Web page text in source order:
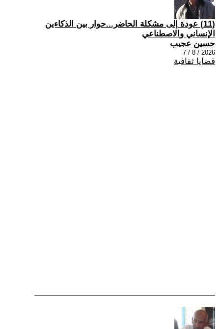
(11) عودة إلى مشكلة الحاضر...حوار بين الذكاءين
الإنساني والاصطناعي
حسين عجيب
2026 / 8 / 7
قضايا ثقافية